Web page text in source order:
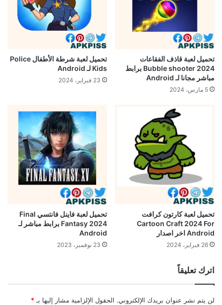
تحميل لعبة قاذف الفقاعات
Bubble shooter 2024 برابط
مباشر مجانا لـ Android
5 مارس، 2024
تحميل لعبة شرطة الأطفال Police
Kids لـ Android
23 فبراير، 2024
تحميل لعبة كارتون كرافت
Cartoon Craft 2024 For
Android اخر اصدار
26 فبراير، 2024
تحميل لعبة فاينل فانتسي Final
Fantasy 2024 برابط مباشر لـ
Android
23 نوفمبر، 2023
اترك تعليقاً
لن يتم نشر عنوان بريدك الإلكتروني. الحقول الإلزامية مشار إليها بـ *